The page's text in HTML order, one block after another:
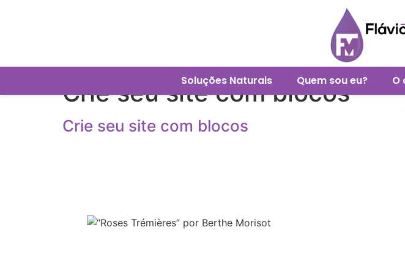
Soluções Naturais Quem sou eu? O
Crie seu site com blocos
Crie seu site com blocos